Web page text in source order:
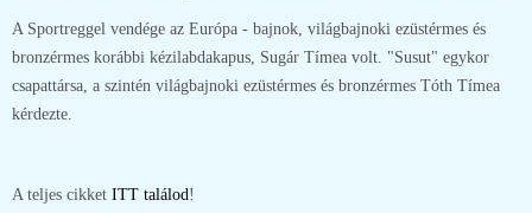
A Sportreggel vendége az Európa - bajnok, világbajnoki ezüstérmes és
bronzérmes korábbi kézilabdakapus, Sugár Tímea volt. "Susut" egykor
csapattársa, a szintén világbajnoki ezüstérmes és bronzérmes Tóth Tímea
kérdezte.
A teljes cikket ITT találod!